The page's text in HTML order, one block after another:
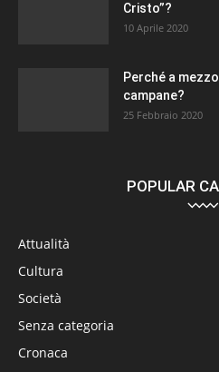
Cristo”?
10 Aprile 2020
Perché a
campane?
25 Febbraio 2020
POPULAR
Attualità
Cultura
Società
Senza categoria
Cronaca